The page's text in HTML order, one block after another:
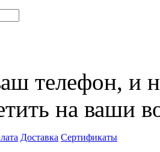
телефон, и
на ваши
Доставка Сертификаты